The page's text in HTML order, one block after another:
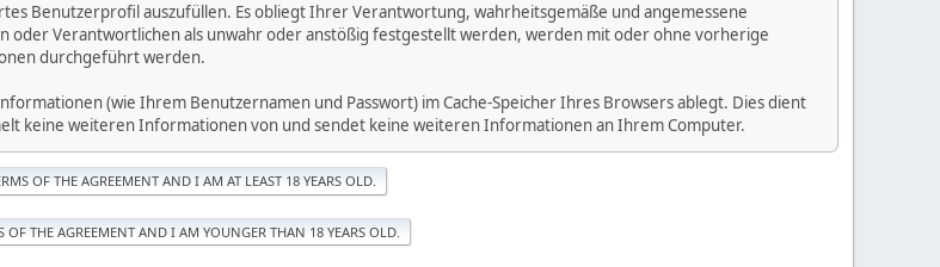
Benutzerprofil auszufüllen. Es obliegt Ihrer Verantwortung, wahrheitsgemäße und angemessene
Verantwortlichen als unwahr oder anstößig festgestellt werden, werden mit oder ohne vorherige
durchgeführt werden.
(wie Ihrem Benutzernamen und Passwort) im Cache-Speicher Ihres Browsers ablegt. Dies dient
keine weiteren Informationen von und sendet keine weiteren Informationen an Ihrem Computer.